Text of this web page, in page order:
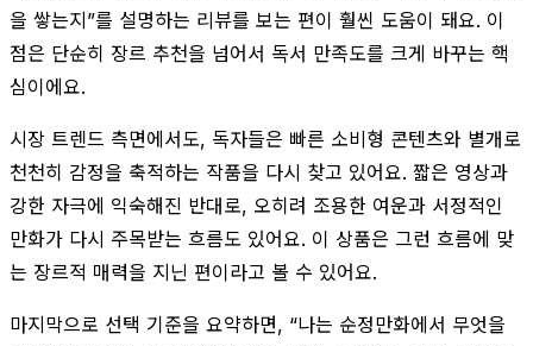
을 쌓는지”를 설명하는 리뷰를 보는 편이 훨씬 도움이 돼요. 이
점은 단순히 장르 추천을 넘어서 독서 만족도를 크게 바꾸는 핵
심이에요.
시장 트렌드 측면에서도, 독자들은 빠른 소비형 콘텐츠와 별개로
천천히 감정을 축적하는 작품을 다시 찾고 있어요. 짧은 영상과
강한 자극에 익숙해진 반대로, 오히려 조용한 여운과 서정적인
만화가 다시 주목받는 흐름도 있어요. 이 상품은 그런 흐름에 맞
는 장르적 매력을 지닌 편이라고 볼 수 있어요.
마지막으로 선택 기준을 요약하면, “나는 순정만화에서 무엇을